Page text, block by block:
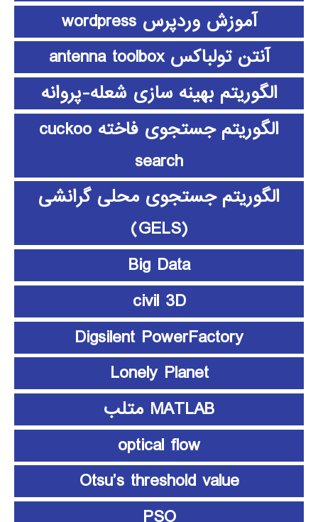
آموزش وردپرس wordpress
آنتن تولباکس antenna toolbox
الگوریتم بهینه سازی شعله-پروانه
الگوریتم جستجوی فاخته cuckoo
search
الگوریتم جستجوی محلی گرانشی
(GELS)
Big Data
civil 3D
Digsilent PowerFactory
Lonely Planet
MATLAB متلب
optical flow
Otsu’s threshold value